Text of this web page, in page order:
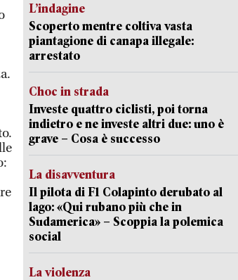
L’indagine
Scoperto mentre coltiva vasta
piantagione di canapa illegale:
arrestato
Choc in strada
Investe quattro ciclisti, poi torna
indietro e ne investe altri due: uno è
grave – Cosa è successo
La disavventura
Il pilota di F1 Colapinto derubato al
lago: «Qui rubano più che in
Sudamerica» – Scoppia la polemica
social
La violenza